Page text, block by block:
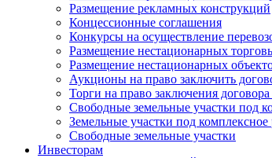
Размещение рекламных конструкций
Концессионные соглашения
Конкурсы на осуществление
Размещение нестационарных
Размещение нестационарных
Аукционы на право заключить
Торги на право заключения
Свободные земельные участки под
Земельные участки под комплексное
Свободные земельные участки
Инвесторам